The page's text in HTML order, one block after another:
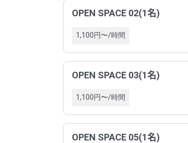
OPEN SPACE 02(1名)
1,100円〜/時間
OPEN SPACE 03(1名)
1,100円〜/時間
OPEN SPACE 05(1名)